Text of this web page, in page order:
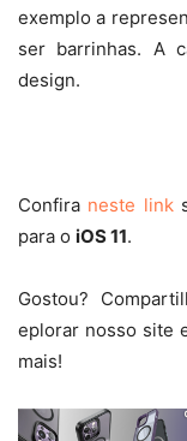
exemplo a
ser barrinhas. A
design.
Confira neste link
para o iOS 11.
Gostou?
eplorar nosso site
mais!